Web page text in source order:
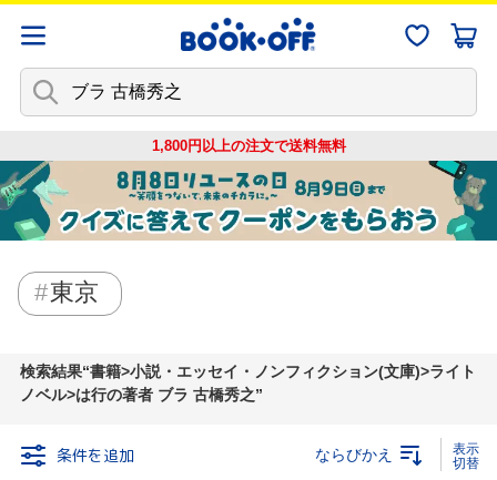
1,800円以上の注文で送料無料
東京
検索結果 書籍>小説・エッセイ・ノンフィクション(文庫)>ライト
ノベル>は行の著者 ブラ 古橋秀之
条件を追加 ならびかえ